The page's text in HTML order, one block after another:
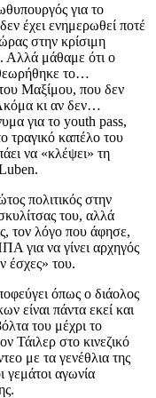
για το
έχει ενημερωθεί ποτέ
στην κρίσιμη
Αλλά μάθαμε ότι ο
το…
Μαξίμου, που δεν
κι αν δεν…
για το youth pass,
τραγικό καπέλο του
να «κλέψει» τη
πολιτικός στην
του, αλλά
τον λόγο που άφησε,
για να γίνει αρχηγός
έσχες» του.
όπως ο διάολος
είναι πάντα εκεί και
του μέχρι το
Τάιλερ στο κινεζικό
με τα γενέθλια της
αγωνία